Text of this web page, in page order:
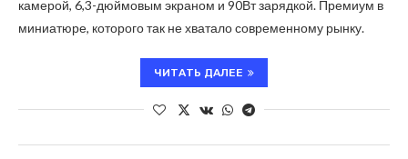
камерой, 6,3-дюймовым экраном и 90Вт зарядкой. Премиум в
миниатюре, которого так не хватало современному рынку.
ЧИТАТЬ ДАЛЕЕ